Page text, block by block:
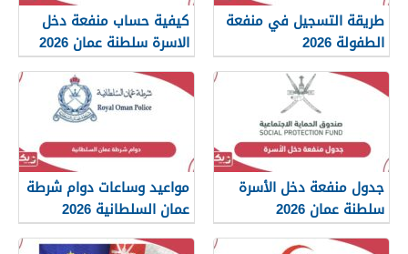
طريقة التسجيل في منفعة
الطفولة 2026
كيفية حساب منفعة دخل
الاسرة سلطنة عمان 2026
جدول منفعة دخل الأسرة
سلطنة عمان 2026
مواعيد وساعات دوام شرطة
عمان السلطانية 2026